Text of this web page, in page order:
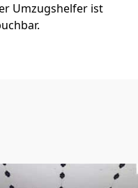
Umzugshelfer ist